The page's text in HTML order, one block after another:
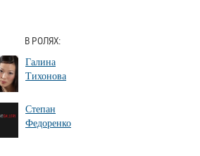
В РОЛЯХ:
Галина
Тихонова
Степан
Федоренко